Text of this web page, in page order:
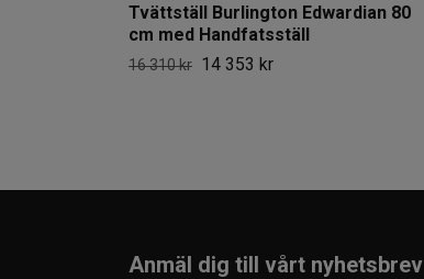
Tvättställ Burlington Edwardian 80
cm med Handfatsställ
16 310 kr 14 353 kr
Anmäl dig till vårt nyhetsbrev